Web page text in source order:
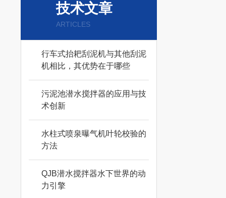
技术文章
ARTICLES
行车式抬耙刮泥机与其他刮泥
机相比，其优势在于哪些
污泥池潜水搅拌器的应用与技
术创新
水柱式喷泉曝气机叶轮校验的
方法
QJB潜水搅拌器水下世界的动
力引擎